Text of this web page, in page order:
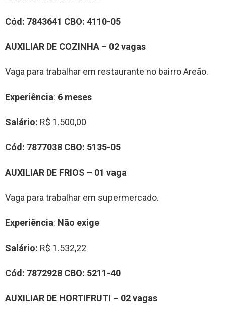
Cód: 7843641 CBO: 4110-05
AUXILIAR DE COZINHA – 02 vagas
Vaga para trabalhar em restaurante no bairro Areão.
Experiência: 6 meses
Salário: R$ 1.500,00
Cód: 7877038 CBO: 5135-05
AUXILIAR DE FRIOS – 01 vaga
Vaga para trabalhar em supermercado.
Experiência: Não exige
Salário: R$ 1.532,22
Cód: 7872928 CBO: 5211-40
AUXILIAR DE HORTIFRUTI – 02 vagas